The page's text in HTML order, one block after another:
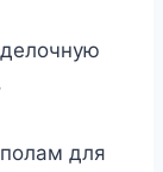
для